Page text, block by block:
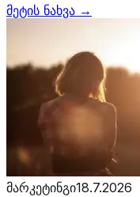
მეტის ნახვა →
მარკეტინგი18.7.2026